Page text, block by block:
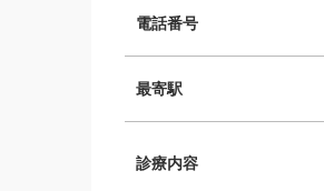
電話番号
最寄駅
診療内容